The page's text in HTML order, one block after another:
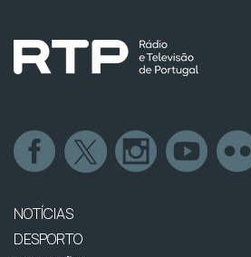
NOTÍCIAS
DESPORTO